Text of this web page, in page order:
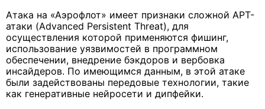
Атака на «Аэрофлот» имеет признаки сложной APT-
атаки (Advanced Persistent Threat), для
осуществления которой применяются фишинг,
использование уязвимостей в программном
обеспечении, внедрение бэкдоров и вербовка
инсайдеров. По имеющимся данным, в этой атаке
были задействованы передовые технологии, такие
как генеративные нейросети и дипфейки.